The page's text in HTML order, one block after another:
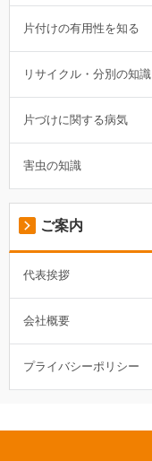
片付けの有用性を知る
リサイクル・分別の知識
片づけに関する病気
害虫の知識
ご案内
代表挨拶
会社概要
プライバシーポリシー